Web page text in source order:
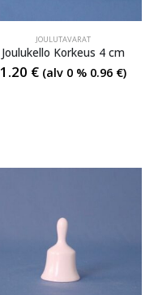
JOULUTAVARAT
Joulukello Korkeus 4 cm
1.20 € (alv 0 % 0.96 €)